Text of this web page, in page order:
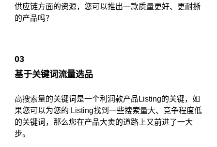
供应链方面的资源，您可以推出一款质量更好、更耐撕
的产品吗？
03
基于关键词流量选品
高搜索量的关键词是一个利润款产品Listing的关键，如
果您可以为您的 Listing找到一些搜索量大、竞争程度低
的关键词，那么您在产品大卖的道路上又前进了一大
步。